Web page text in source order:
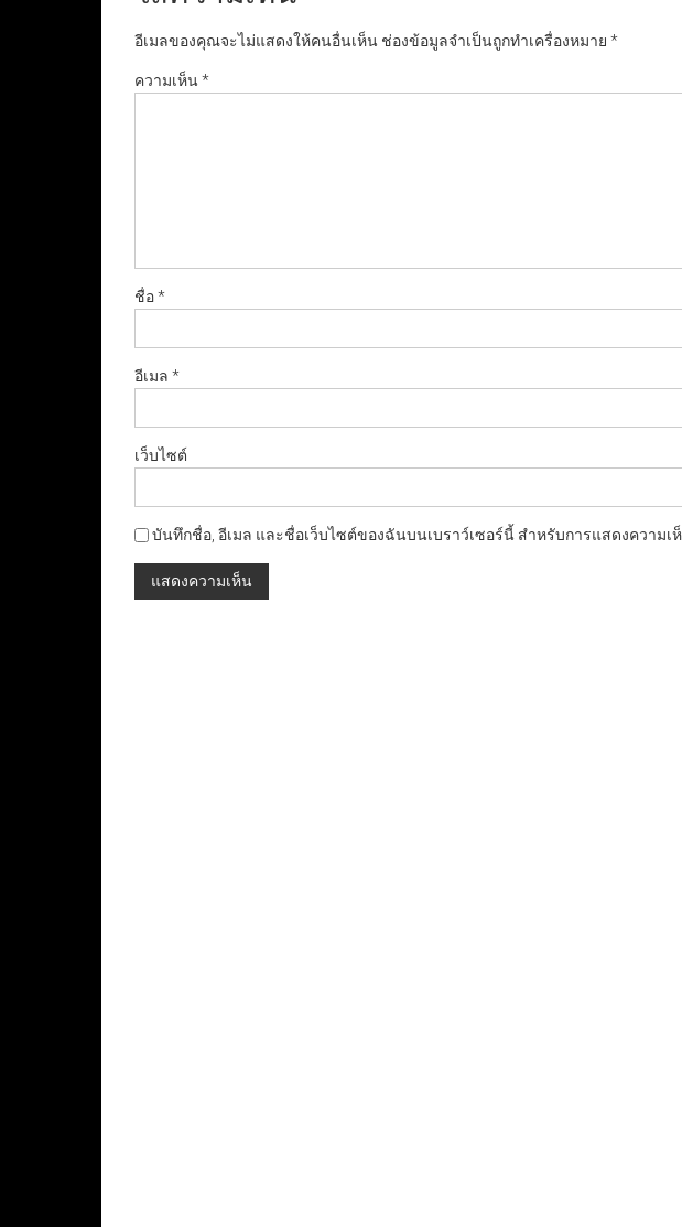
อีเมลของคุณจะไม่แสดงให้คนอื่นเห็น ช่องข้อมูลจำเป็นถูกทำเครื่องหมาย *
ความเห็น*
ชื่อ*
อีเมล *
เว็บไซต์
บันทึกชื่อ, อีเมล และชื่อเว็บไซต์ของฉันบนเบราว์เซอร์นี้ สำหรับการแสดงความเ